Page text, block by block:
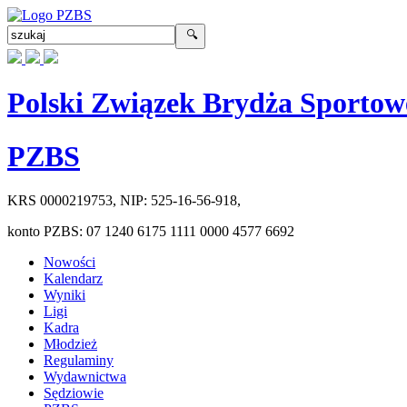
Polski Związek Brydża
PZBS
KRS 0000219753, NIP: 525-16-56-918,
konto PZBS: 07 1240 6175 1111 0000 4577 6692
Nowości
Kalendarz
Wyniki
Ligi
Kadra
Młodzież
Regulaminy
Wydawnictwa
Sędziowie